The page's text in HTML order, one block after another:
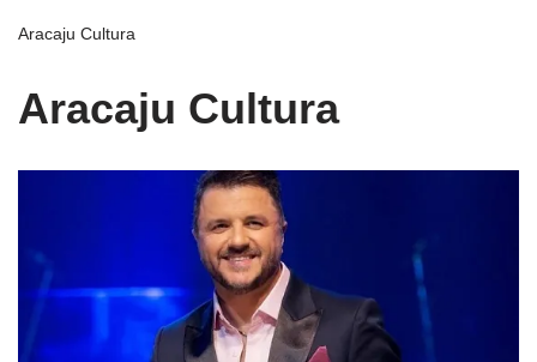
Aracaju Cultura
Aracaju Cultura